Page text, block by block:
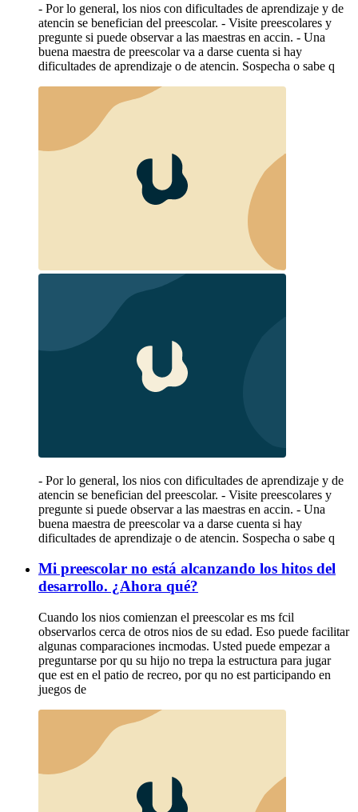
- Por lo general, los nios con dificultades de aprendizaje y de
atencin se benefician del preescolar. - Visite preescolares y
pregunte si puede observar a las maestras en accin. - Una
buena maestra de preescolar va a darse cuenta si hay
dificultades de aprendizaje o de atencin. Sospecha o sabe q
- Por lo general, los nios con dificultades de aprendizaje y de
atencin se benefician del preescolar. - Visite preescolares y
pregunte si puede observar a las maestras en accin. - Una
buena maestra de preescolar va a darse cuenta si hay
dificultades de aprendizaje o de atencin. Sospecha o sabe q
Mi preescolar no está alcanzando los hitos del
desarrollo. ¿Ahora qué?
Cuando los nios comienzan el preescolar es ms fcil
observarlos cerca de otros nios de su edad. Eso puede facilitar
algunas comparaciones incmodas. Usted puede empezar a
preguntarse por qu su hijo no trepa la estructura para jugar
que est en el patio de recreo, por qu no est participando en
juegos de